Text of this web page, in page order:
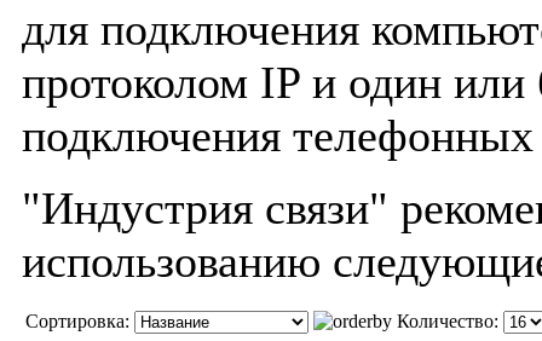
для подключения
протоколом IP и один или
подключения
"Индустрия связи"
использованию
Сортировка: Количество: